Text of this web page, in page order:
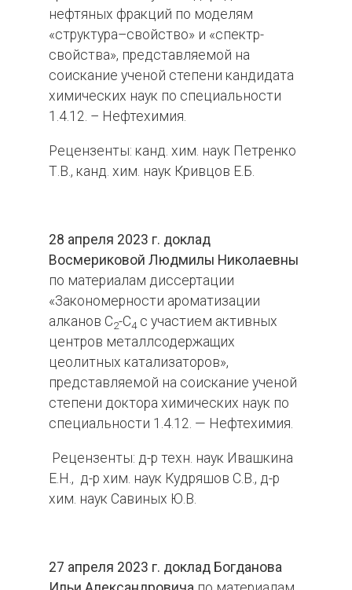
нефтяных фракций по моделям
«структура–свойство» и «спектр-
свойства», представляемой на
соискание ученой степени кандидата
химических наук по специальности
1.4.12. – Нефтехимия.
Рецензенты: канд. хим. наук Петренко
Т.В., канд. хим. наук Кривцов Е.Б.
28 апреля 2023 г. доклад
Восмериковой Людмилы Николаевны
по материалам диссертации
«Закономерности ароматизации
алканов С2-С4 с участием активных
центров металлсодержащих
цеолитных катализаторов»,
представляемой на соискание ученой
степени доктора химических наук по
специальности 1.4.12. — Нефтехимия.
Рецензенты: д-р техн. наук Ивашкина
Е.Н., д-р хим. наук Кудряшов С.В., д-р
хим. наук Савиных Ю.В.
27 апреля 2023 г. доклад Богданова